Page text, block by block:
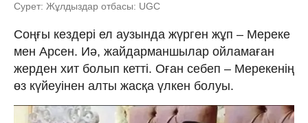
Сурет: Жұлдыздар отбасы: UGC
Соңғы кездері ел аузында жүрген жұп – Мереке
мен Арсен. Иә, жайдарманшылар ойламаған
жерден хит болып кетті. Оған себеп – Мерекенің
өз күйеуінен алты жасқа үлкен болуы.